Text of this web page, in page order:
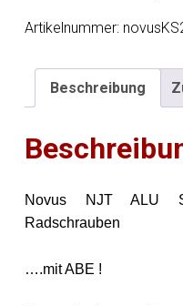
für
CLK
Artikelnummer:
Beschreibung
Novus NJT ALU
Radschrauben
….mit ABE !